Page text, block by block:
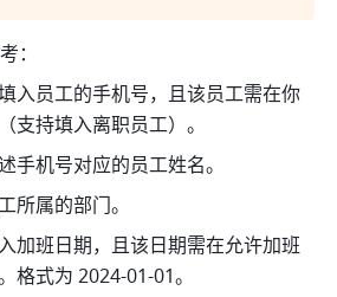
：
入员工的手机号，且该员工需在你
支持填入离职员工）。
手机号对应的员工姓名。
所属的部门。
加班日期，且该日期需在允许加班
格式为 2024-01-01。